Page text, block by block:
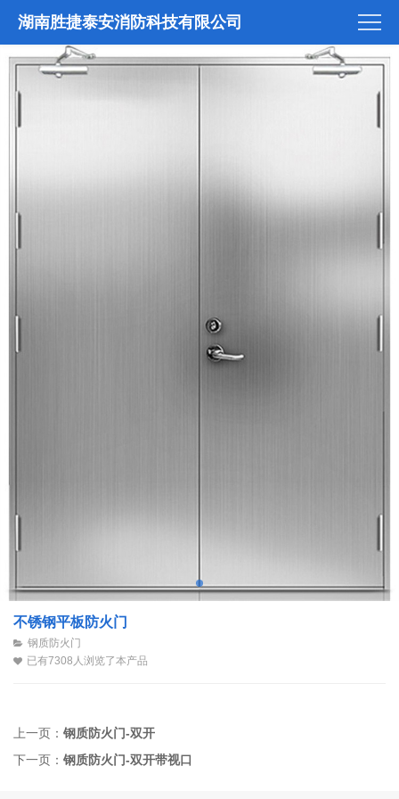
湖南胜捷泰安消防科技有限公司
不锈钢平板防火门
钢质防火门
已有7308人浏览了本产品
上一页： 钢质防火门-双开
下一页： 钢质防火门-双开带视口